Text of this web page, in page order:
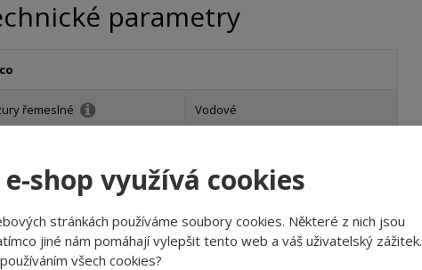
shop využívá cookies
stránkách používáme soubory cookies. Některé z nich jsou
jiné nám pomáhají vylepšit tento web a váš uživatelský zážitek.
všech cookies?
parametry
řemeslné Vodové
průmyslové Vodové